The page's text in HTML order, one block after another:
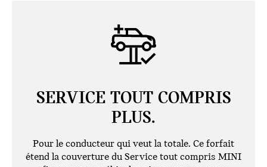
SERVICE TOUT COMPRIS
PLUS.
Pour le conducteur qui veut la totale. Ce forfait
étend la couverture du Service tout compris MINI